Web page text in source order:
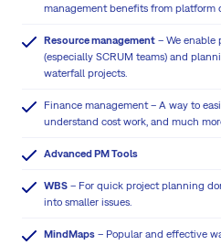
management benefits from platform
Resource management – We
(especially SCRUM teams) and
waterfall projects.
Finance management – A way to
understand cost work, and much
Advanced PM Tools
WBS – For quick project planning
into smaller issues.
MindMaps – Popular and effective